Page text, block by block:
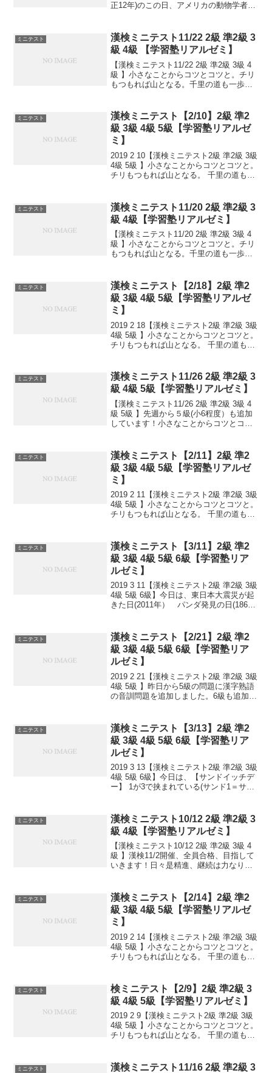
正12年)のこの日、アメリカの動物学者ロ
の後5年間に及ぶ旅行中に...
ミニテスト
漢検ミニテスト11/22 2級 準2級 3
級 4級 【学習塾リアルゼミ】
【漢検ミニテスト11/22 2級 準2級 3級 4
級 】小さなことからコツとコツと。チリ
もつもれば山となる。千里の道も一歩か
ミニテスト
漢検ミニテスト【2/10】2級 準2
級 3級 4級 5級【学習塾リアルゼ
ミ】
2019 2 10【漢検ミニテスト2級 準2級 3級
4級 5級 】小さなことからコツとコツと。
チリもつもれば山となる。 千里の道も一
熟語問題などの出来具合が合...
ミニテスト
漢検ミニテスト11/20 2級 準2級 3
級 4級【学習塾リアルゼミ】
【漢検ミニテスト11/20 2級 準2級 3級 4
級 】小さなことからコツとコツと。チリ
もつもれば山となる。千里の道も一歩か
ミニテスト
漢検ミニテスト【2/18】2級 準2
級 3級 4級 5級【学習塾リアルゼ
ミ】
2019 2 18【漢検ミニテスト2級 準2級 3級
4級 5級 】小さなことからコツとコツと。
チリもつもれば山となる。 千里の道も一
熟語問題などの出来具合が合...
ミニテスト
漢検ミニテスト11/26 2級 準2級 3
級 4級 5級【学習塾リアルゼミ】
【漢検ミニテスト11/26 2級 準2級 3級 4
級 5級 】先週から５級(小6程度）も追加
しています！小さなことからコツとコツ
り！毎日少しずつ覚えよう！
ミニテスト
漢検ミニテスト【2/11】2級 準2
級 3級 4級 5級【学習塾リアルゼ
ミ】
2019 2 11【漢検ミニテスト2級 準2級 3級
4級 5級 】小さなことからコツとコツと。
チリもつもれば山となる。 千里の道も一
熟語問題などの出来具合が合...
ミニテスト
漢検ミニテスト【3/11】2級 準2
級 3級 4級 5級 6級【学習塾リア
ルゼミ】
2019 3 11【漢検ミニテスト2級 準2級 3級
4級 5級 6級】今日は、東日本大震災が起
きた日(2011年） パンダ発見の日(1869
山となる。 千里...
ミニテスト
漢検ミニテスト【2/21】2級 準2
級 3級 4級 5級 6級【学習塾リア
ルゼミ】
2019 2 21【漢検ミニテスト2級 準2級 3級
4級 5級 】昨日から5級の問題に漢字熟語
の音訓問題を追加しました。6級も追加し
歩から。 日々是精進、継続は力...
ミニテスト
漢検ミニテスト【3/13】2級 準2
級 3級 4級 5級 6級【学習塾リア
ルゼミ】
2019 3 13【漢検ミニテスト2級 準2級 3級
4級 5級 6級】今日は、【サンドイッチデ
ー】 1が3で挟まれている(サンド1＝サン
れるイギリスのサンドウィッチ...
ミニテスト
漢検ミニテスト10/12 2級 準2級 3
級 4級【学習塾リアルゼミ】
【漢検ミニテスト10/12 2級 準2級 3級 4
級 】漢検11/2開催、全員合格、目指して
いきます！日々是精進、継続は力なり！
ミニテスト
漢検ミニテスト【2/14】2級 準2
級 3級 4級 5級【学習塾リアルゼ
ミ】
2019 2 14【漢検ミニテスト2級 準2級 3級
4級 5級 】小さなことからコツとコツと。
チリもつもれば山となる。 千里の道も一
熟語問題などの出来具合が合...
ミニテスト
検ミニテスト【2/9】2級 準2級 3
級 4級 5級【学習塾リアルゼミ】
2019 2 9【漢検ミニテスト2級 準2級 3級
4級 5級 】小さなことからコツとコツと。
チリもつもれば山となる。 千里の道も一
熟語問題などの出来具合が合否...
ミニテスト
漢検ミニテスト11/16 2級 準2級 3